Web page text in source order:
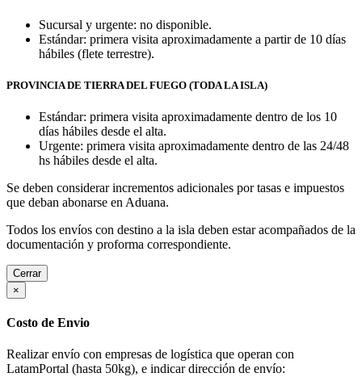
Sucursal y urgente: no disponible.
Estándar: primera visita aproximadamente a partir de 10 días
hábiles (flete terrestre).
PROVINCIA DE TIERRA DEL FUEGO (TODA LA ISLA)
Estándar: primera visita aproximadamente dentro de los 10
días hábiles desde el alta.
Urgente: primera visita aproximadamente dentro de las 24/48
hs hábiles desde el alta.
Se deben considerar incrementos adicionales por tasas e impuestos
que deban abonarse en Aduana.
Todos los envíos con destino a la isla deben estar acompañados de la
documentación y proforma correspondiente.
Cerrar
×
Costo de Envio
Realizar envío con empresas de logística que operan con
LatamPortal (hasta 50kg), e indicar dirección de envío: